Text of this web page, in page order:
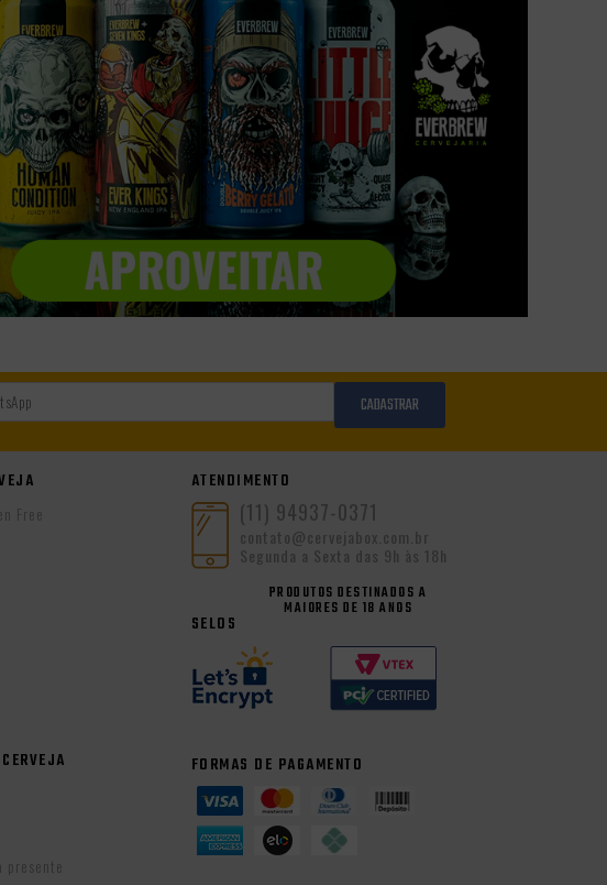
CADASTRAR
Free
ATENDIMENTO
(11) 94937-0371
contato@cervejabox.com.br
Segunda a Sexta das 9h às 18h
PRODUTOS DESTINADOS A
MAIORES DE 18 ANOS
SELOS
FORMAS DE PAGAMENTO